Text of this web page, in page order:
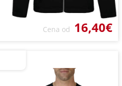
Cena od 16,40€